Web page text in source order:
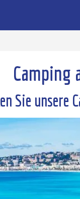
Camping
Sie unsere